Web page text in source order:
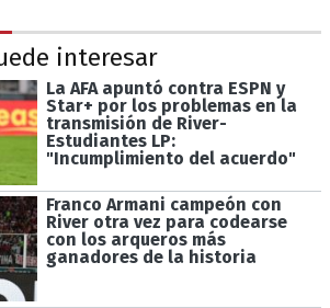
interesar
La AFA apuntó contra ESPN y
Star+ por los problemas en la
transmisión de River-
Estudiantes LP:
"Incumplimiento del acuerdo"
Franco Armani campeón con
River otra vez para codearse
con los arqueros más
ganadores de la historia